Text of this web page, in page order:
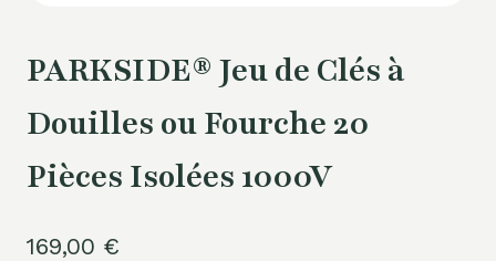
PARKSIDE® Jeu de Clés à
Douilles ou Fourche 20
Pièces Isolées 1000V
169,00 €